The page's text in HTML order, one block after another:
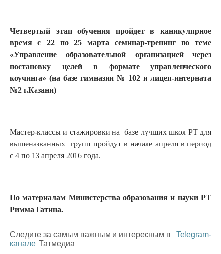
Четвертый этап обучения пройдет в каникулярное
время с 22 по 25 марта семинар-тренинг по теме
«Управление образовательной организацией через
постановку целей в формате управленческого
коучинга» (на базе гимназии № 102 и лицея-интерната
№2 г.Казани)
Мастер-классы и стажировки на базе лучших школ РТ для
вышеназванных групп пройдут в начале апреля в период
с 4 по 13 апреля 2016 года.
По материалам Министерства образования и науки РТ
Римма Гатина.
Следите за самым важным и интересным в
Telegram-
канале Татмедиа